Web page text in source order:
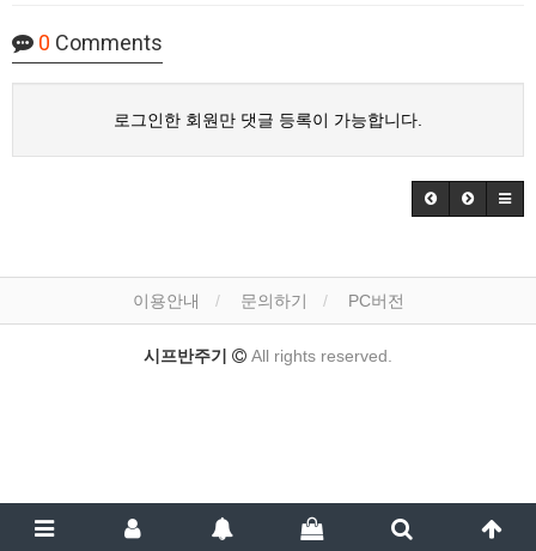
0 Comments
로그인한 회원만 댓글 등록이 가능합니다.
이용안내 문의하기 PC버전
시프반주기 All rights reserved.